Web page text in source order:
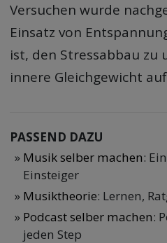
Versuchen wurde
Einsatz von
ist, den Stressabbau
innere Gleichgewicht
PASSEND DAZU
Musik selber machen:
Einsteiger
Musiktheorie: Lernen,
Podcast selber machen:
jeden Step